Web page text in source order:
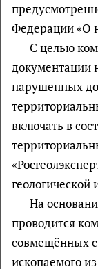
Федерации «О
С целью
документации
нарушенных
включать в
На
проводится
совмещённых с
ископаемого